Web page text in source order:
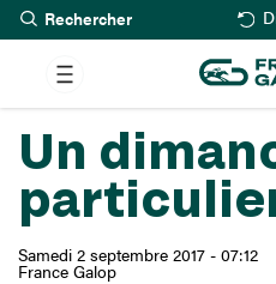
Rechercher
Un
Samedi 2 septembre 2017 - 07:12
France Galop